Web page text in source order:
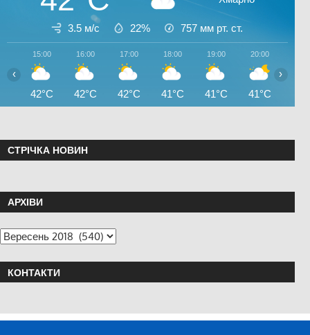
3.5 м/с 22% 757 мм рт. ст.
15:00
42°C
16:00
42°C
17:00
42°C
18:00
41°C
19:00
41°C
20:00
41°C
‹ ›
СТРІЧКА НОВИН
АРХІВИ
КОНТАКТИ